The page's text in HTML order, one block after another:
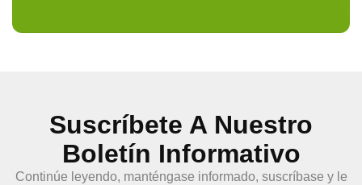
Suscríbete A Nuestro
Boletín Informativo
Continúe leyendo, manténgase informado, suscríbase y le